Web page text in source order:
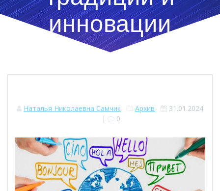
инновации
Наталья Николаевна Самчик Архив
31.01.2024
|
0